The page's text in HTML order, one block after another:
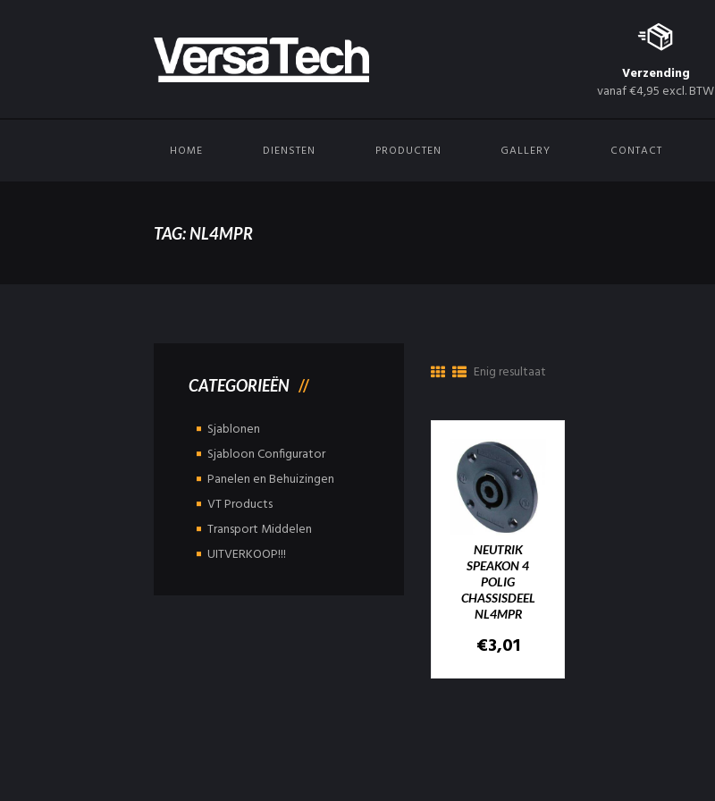
Verzending
vanaf €4,95 excl. BTW
HOME DIENSTEN PRODUCTEN GALLERY CONTACT
TAG: NL4MPR
Enig resultaat
NEUTRIK
SPEAKON 4
POLIG
CHASSISDEEL
NL4MPR
€3,01
CATEGORIEËN
Sjablonen
Sjabloon Configurator
Panelen en Behuizingen
VT Products
Transport Middelen
UITVERKOOP!!!